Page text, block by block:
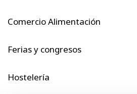
Comercio Alimentación
Ferias y congresos
Hostelería